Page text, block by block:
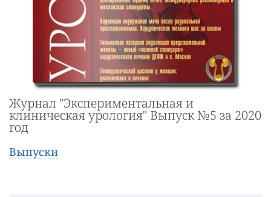
Журнал "Экспериментальная и
клиническая урология" Выпуск №5 за 2020
год
Выпуски